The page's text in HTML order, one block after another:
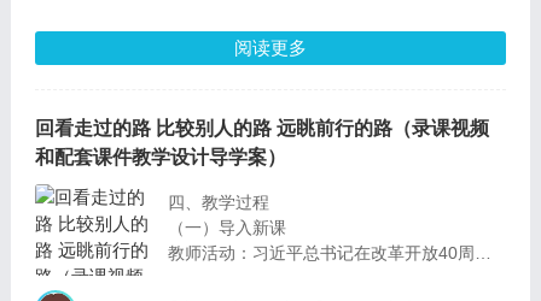
的相关知识，一起来开展一场探索之旅。
设计意图：导入新课，提出议题，为学习新课
阅读更多
回看走过的路 比较别人的路 远眺前行的路（录课视频
和配套课件教学设计导学案）
四、教学过程
（一）导入新课
教师活动：习近平总书记在改革开放40周年